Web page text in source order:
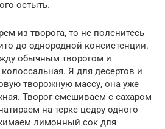
остыть.
из творога, то не поленитесь
до однородной консистенции.
обычным творогом и
Я для десертов и
творожную массу, она уже
Творог смешиваем с сахаром
на терке цедру одного
лимонный сок для